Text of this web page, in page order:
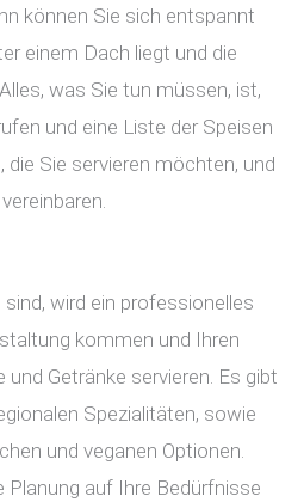
können Sie sich entspannt
einem Dach liegt und die
was Sie tun müssen, ist,
und eine Liste der Speisen
die Sie servieren möchten, und
wird ein professionelles
kommen und Ihren
Getränke servieren. Es gibt
Spezialitäten, sowie
und veganen Optionen.
Planung auf Ihre Bedürfnisse